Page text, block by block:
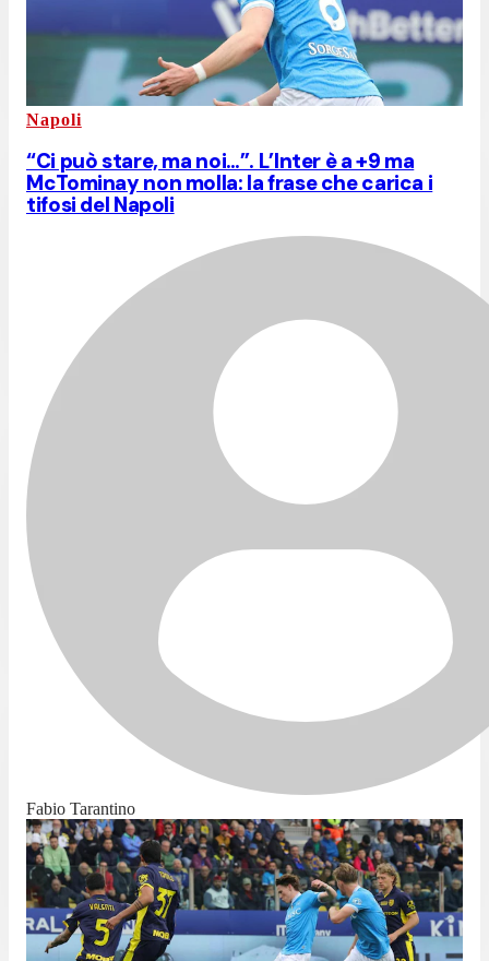
Napoli
“Ci può stare, ma noi…”. L’Inter è a +9 ma
McTominay non molla: la frase che carica i
tifosi del Napoli
Fabio Tarantino